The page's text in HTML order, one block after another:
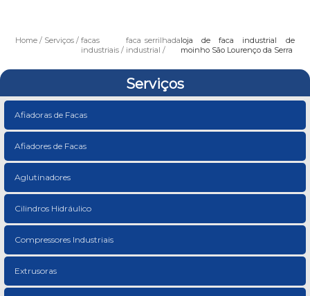
Home Serviços
facas
industriais
faca serrilhada
industrial
loja de faca industrial de
moinho São Lourenço da Serra
Serviços
Afiadoras de Facas
Afiadores de Facas
Aglutinadores
Cilindros Hidráulico
Compressores Industriais
Extrusoras